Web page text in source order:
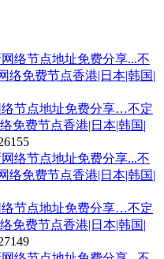
络节点地址免费分享…不定
免费节点香港|日本|韩国|
155
络节点地址免费分享…不定
免费节点香港|日本|韩国|
149